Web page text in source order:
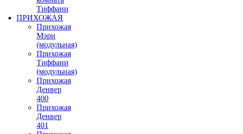
Тиффани
ПРИХОЖАЯ
Прихожая
Мэри
(модульная)
Прихожая
Тиффани
(модульная)
Прихожая
Денвер
400
Прихожая
Денвер
401